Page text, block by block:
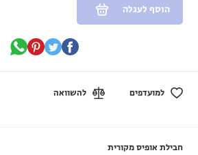
הוסף לעגלה
למועדפים להשוואה
חבילת אופיס מקורית